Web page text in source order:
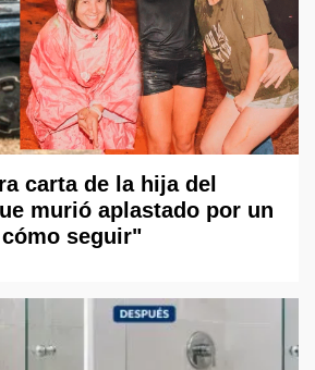
carta de la hija del
murió aplastado por un
seguir"